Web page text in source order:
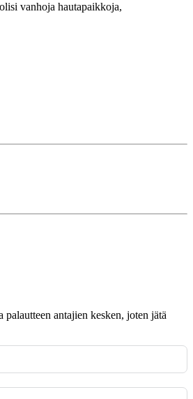
vanhoja hautapaikkoja,
antajien kesken, joten jätä